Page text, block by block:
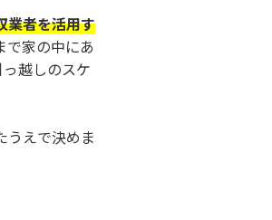
業者を活用す
で家の中にあ
越しのスケ
うえで決めま